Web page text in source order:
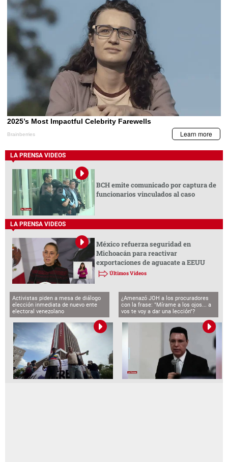
LA PRENSA VIDEOS
BCH emite comunicado por captura de
funcionarios vinculados al caso
LA PRENSA VIDEOS
México refuerza seguridad en
Michoacán para reactivar
exportaciones de aguacate a EEUU
Últimos Videos
Activistas piden a mesa de diálogo
elección inmediata de nuevo ente
electoral venezolano
¿Amenazó JOH a los procuradores
con la frase: "Mírame a los ojos... a
vos te voy a dar una lección"?